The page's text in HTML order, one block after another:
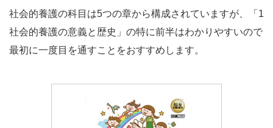
社会的養護の科目は5つの章から構成されていますが、「1
社会的養護の意義と歴史」の特に前半はわかりやすいので
最初に一度目を通すことをおすすめします。